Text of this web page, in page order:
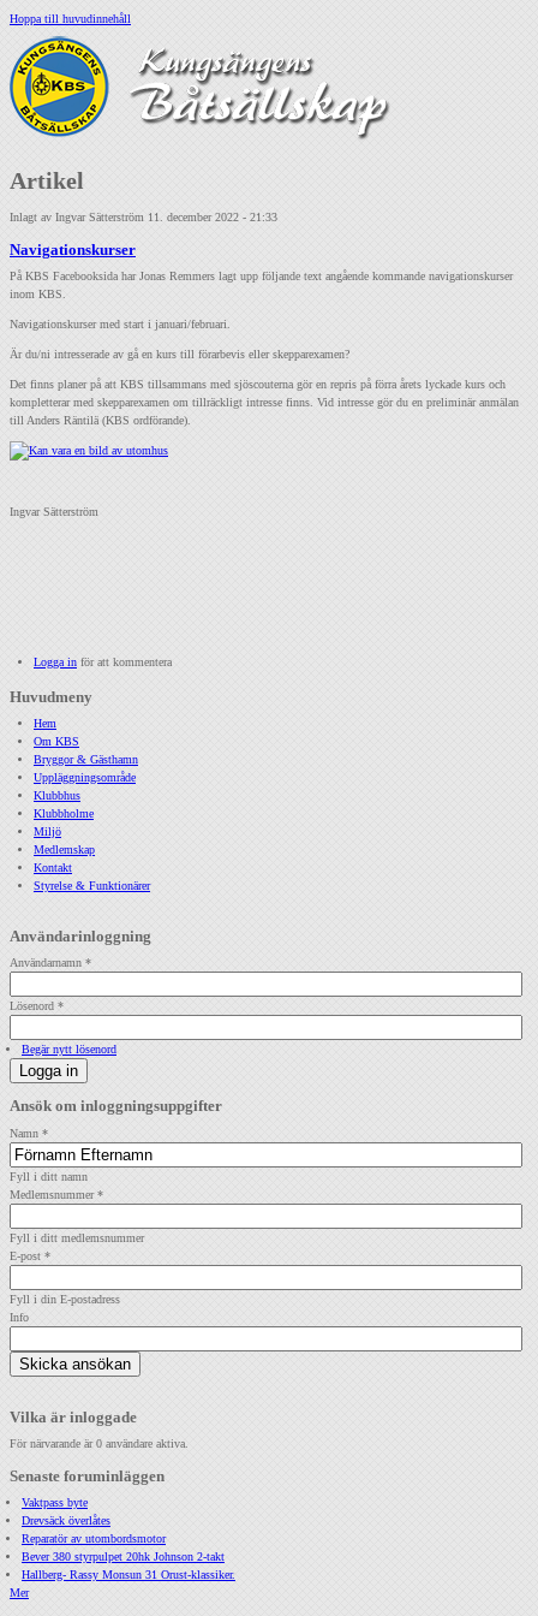
Hoppa till huvudinnehåll
Artikel
Inlagt av Ingvar Sätterström 11. december 2022 - 21:33
Navigationskurser
På KBS Facebooksida har Jonas Remmers lagt upp följande text angående kommande navigationskurser
inom KBS.
Navigationskurser med start i januari/februari.
Är du/ni intresserade av gå en kurs till förarbevis eller skepparexamen?
Det finns planer på att KBS tillsammans med sjöscouterna gör en repris på förra årets lyckade kurs och
kompletterar med skepparexamen om tillräckligt intresse finns. Vid intresse gör du en preliminär anmälan
till Anders Räntilä (KBS ordförande).
Ingvar Sätterström
Logga in för att kommentera
Huvudmeny
Hem
Om KBS
Bryggor & Gästhamn
Uppläggningsområde
Klubbhus
Klubbholme
Miljö
Medlemskap
Kontakt
Styrelse & Funktionärer
Användarinloggning
Användarnamn *
Lösenord *
Begär nytt lösenord
Ansök om inloggningsuppgifter
Namn *
Fyll i ditt namn
Medlemsnummer*
Fyll i ditt medlemsnummer
E-post *
Fyll i din E-postadress
Info
Vilka är inloggade
För närvarande är 0 användare aktiva.
Senaste foruminläggen
Vaktpass byte
Drevsäck överlåtes
Reparatör av utombordsmotor
Bever 380 styrpulpet 20hk Johnson 2-takt
Hallberg- Rassy Monsun 31 Orust-klassiker.
Mer